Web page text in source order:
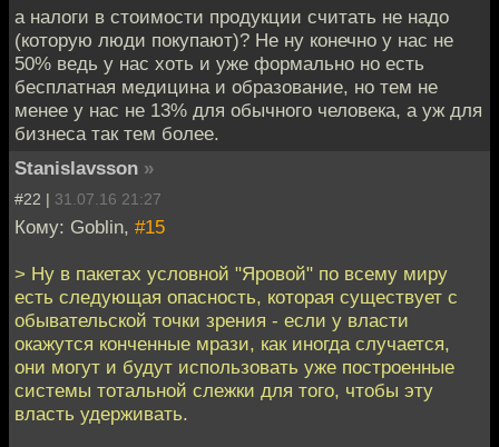
а налоги в стоимости продукции считать не надо
(которую люди покупают)? Не ну конечно у нас не
50% ведь у нас хоть и уже формально но есть
бесплатная медицина и образование, но тем не
менее у нас не 13% для обычного человека, а уж для
бизнеса так тем более.
Stanislavsson »
#22 | 31.07.16 21:27
Кому: Goblin, #15
> Ну в пакетах условной "Яровой" по всему миру
есть следующая опасность, которая существует с
обывательской точки зрения - если у власти
окажутся конченные мрази, как иногда случается,
они могут и будут использовать уже построенные
системы тотальной слежки для того, чтобы эту
власть удерживать.